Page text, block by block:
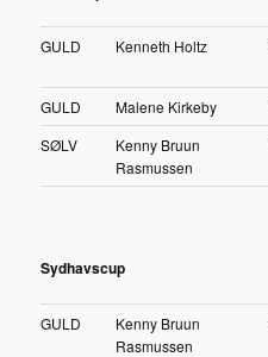
GULD Kenneth Holtz
GULD
Malene Kirkeby
SØLV
Kenny Bruun
Rasmussen
Sydhavscup
GULD
Kenny Bruun
Rasmussen